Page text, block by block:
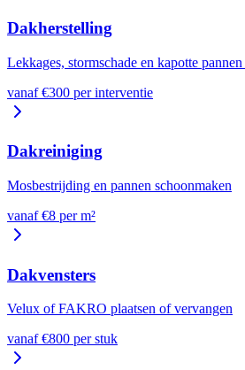
Dakherstelling
Lekkages, stormschade en kapotte
vanaf €300 perinterventie
Dakreiniging
Mosbestrijding en pannen schoonmaken
vanaf €8 perm²
Dakvensters
Velux of FAKRO plaatsen of vervangen
vanaf €800 perstuk